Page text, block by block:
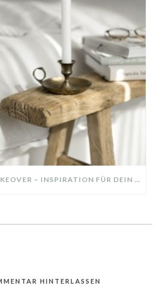
SCHLAFZIMMER MAKEOVER – INSPIRATION FÜR DEIN SCHLAFZIMMER: AUS ALT MACH NEU – HELL, GEMÜTLICH UND EINLADEND
HINTERLASSEN